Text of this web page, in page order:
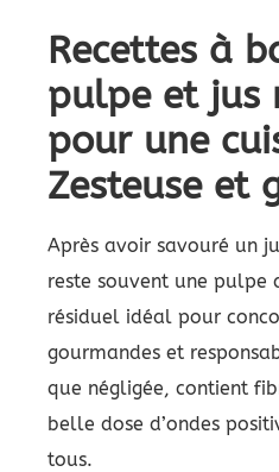
Recettes à
pulpe et jus
pour une
Zesteuse et
Après avoir savouré un
reste souvent une pulpe
résiduel idéal pour
gourmandes et
que négligée, contient
belle dose d’ondes
tous.